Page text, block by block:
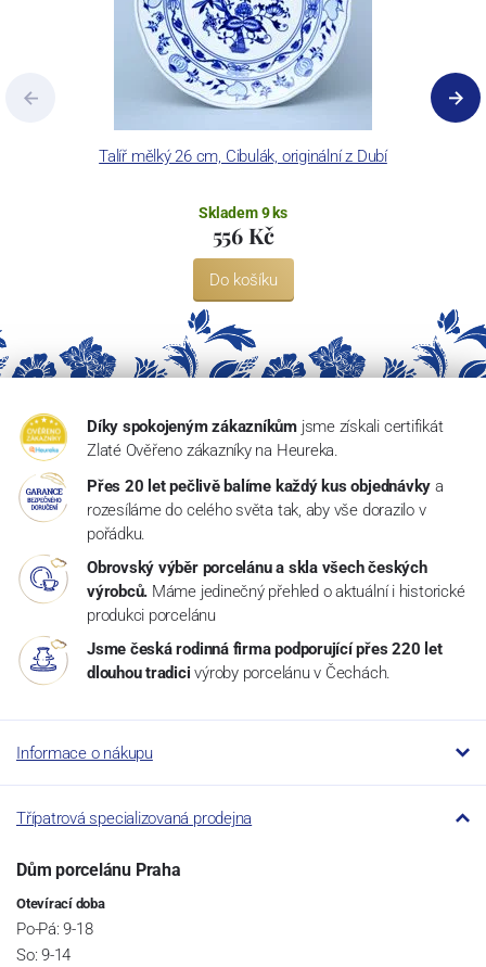
Talíř mělký 26 cm, Cibulák, originální z Dubí
Skladem 9 ks
556 Kč
Do košíku
Díky spokojeným zákazníkům jsme získali certifikát
Zlaté Ověřeno zákazníky na Heureka.
Přes 20 let pečlivě balíme každý kus objednávky a
rozesíláme do celého světa tak, aby vše dorazilo v
pořádku.
Obrovský výběr porcelánu a skla všech českých
výrobců. Máme jedinečný přehled o aktuální i historické
produkci porcelánu
Jsme česká rodinná firma podporující přes 220 let
dlouhou tradici výroby porcelánu v Čechách.
Informace o nákupu
Třípatrová specializovaná prodejna
Dům porcelánu Praha
Otevírací doba
Po-Pá: 9-18
So: 9-14